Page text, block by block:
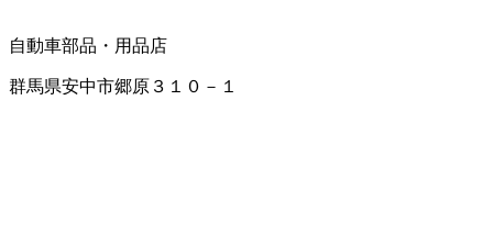
自動車部品・用品店
群馬県安中市郷原３１０－１